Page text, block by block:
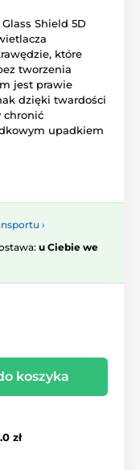
Shield 5D
które
tworzenia
jest prawie
dzięki twardości
chronić
upadkiem
›
u Ciebie we
koszyka
zł